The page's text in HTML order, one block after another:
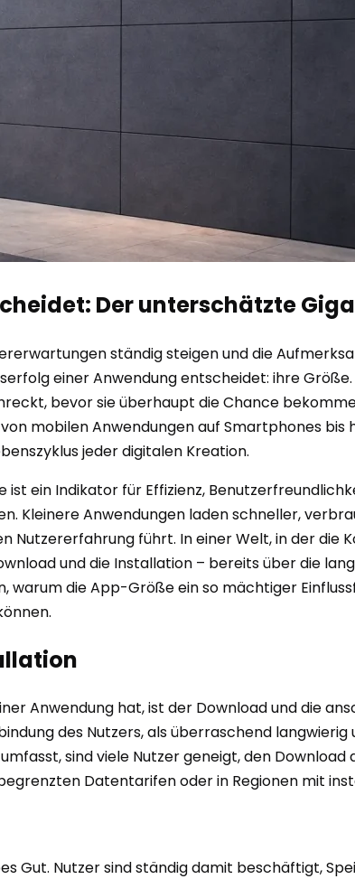
Der unterschätzte
ständig steigen und die
einer Anwendung entscheidet: ihre
bevor sie überhaupt die Chance
mobilen Anwendungen auf Smartphones bis
jeder digitalen Kreation.
ist ein Indikator für Effizienz,
Kleinere Anwendungen laden schneller,
Nutzererfahrung führt. In einer Welt, in der
und die Installation – bereits über die
warum die App-Größe ein so mächtiger
Anwendung hat, ist der Download und die
des Nutzers, als überraschend
sind viele Nutzer geneigt, den
Datentarifen oder in Regionen mit
Gut. Nutzer sind ständig damit beschäftigt,